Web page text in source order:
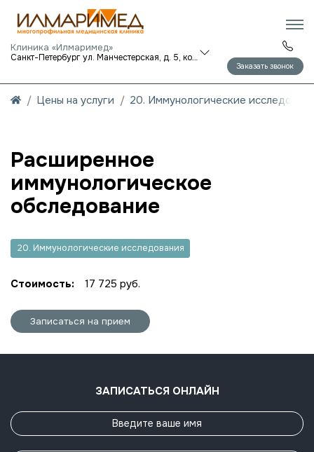
Клиника «Илмаримед»
Санкт-Петербург ул. Манчестерская, д. 5, корп. 1
Заказать звонок
Цены на услуги 20. Иммунологические
Расширенное
иммунологическое
обследование
20. Иммунологические исследования
Стоимость: 17 725 руб.
Записаться на прием
ЗАПИСАТЬСЯ ОНЛАЙН